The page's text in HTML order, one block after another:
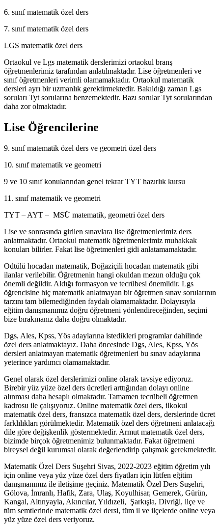
6. sınıf matematik özel ders
7. sınıf matematik özel ders
LGS matematik özel ders
Ortaokul ve Lgs matematik derslerimizi ortaokul branş
öğretmenlerimiz tarafından anlatılmaktadır. Lise öğretmenleri ve
sınıf öğretmenleri verimli olamamaktadır. Ortaokul matematik
dersleri ayrı bir uzmanlık gerektirmektedir. Bakıldığı zaman Lgs
soruları Tyt sorularına benzemektedir. Bazı sorular Tyt sorularından
daha zor olmaktadır.
Lise Öğrencilerine
9. sınıf matematik özel ders ve geometri özel ders
10. sınıf matematik ve geometri
9 ve 10 sınıf konularından genel tekrar TYT hazırlık kursu
11. sınıf matematik ve geometri
TYT – AYT – MSÜ matematik, geometri özel ders
Lise ve sonrasında girilen sınavlara lise öğretmenlerimiz ders
anlatmaktadır. Ortaokul matematik öğretmenlerimiz muhakkak
konuları bilirler. Fakat lise öğretmenleri gidi anlatamamaktadır.
Odtülü hocadan matematik, Boğaziçili hocadan matematik gibi
ilanlar verilebilir. Öğretmenin hangi okuldan mezun olduğu çok
önemli değildir. Aldığı formasyon ve tecrübesi önemlidir. Lgs
öğrencisine hiç matematik anlatmayan bir öğretmen sınav sorularının
tarzını tam bilemediğinden faydalı olamamaktadır. Dolayısıyla
eğitim danışmanımız doğru öğretmeni yönlendireceğinden, seçimi
bize bırakmanız daha doğru olmaktadır.
Dgs, Ales, Kpss, Yös adaylarına istedikleri programlar dahilinde
özel ders anlatmaktayız. Daha öncesinde Dgs, Ales, Kpss, Yös
dersleri anlatmayan matematik öğretmenleri bu sınav adaylarına
yeterince yardımcı olamamaktadır.
Genel olarak özel derslerimizi online olarak tavsiye ediyoruz.
Birebir yüz yüze özel ders ücretleri arttığından dolayı online
alınması daha hesaplı olmaktadır. Tamamen tecrübeli öğretmen
kadrosu ile çalışıyoruz. Online matematik özel ders, ilkokul
matematik özel ders, fransızca matematik özel ders, derslerinde ücret
farklılıkları görülmektedir. Matematik özel ders öğretmeni anlatacağı
dile göre değişkenlik göstermektedir. Armut matematik özel ders,
bizimde birçok öğretmenimiz bulunmaktadır. Fakat öğretmeni
bireysel değil kurumsal olarak değerlendirip çalışmak gerekmektedir.
Matematik Özel Ders Suşehri Sivas, 2022-2023 eğitim öğretim yılı
için online veya yüz yüze özel ders fiyatları için lütfen eğitim
danışmanımız ile iletişime geçiniz. Matematik Özel Ders Suşehri,
Gölova, İmranlı, Hafik, Zara, Ulaş, Koyulhisar, Gemerek, Gürün,
Kangal, Altınyayla, Akıncılar, Yıldızeli, Şarkışla, Divriği, ilçe ve
tüm semtlerinde matematik özel dersi, tüm il ve ilçelerde online veya
yüz yüze özel ders veriyoruz.